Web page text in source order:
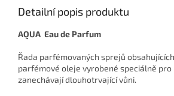
Detailní popis produktu
AQUA Eau de Parfum
Řada parfémovaných sprejů
parfémové oleje vyrobené speciálně pro
zanechávají dlouhotrvající vůni.